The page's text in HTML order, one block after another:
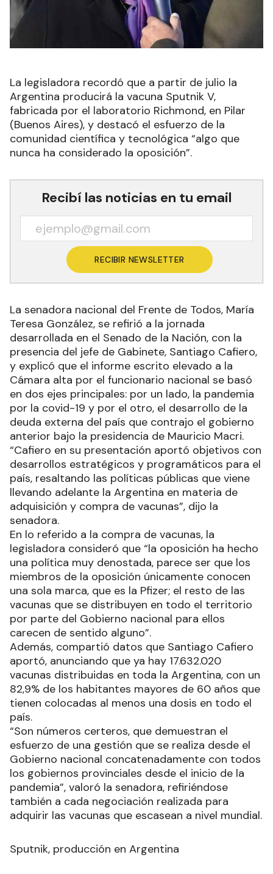
La legisladora recordó que a partir de julio la
Argentina producirá la vacuna Sputnik V,
fabricada por el laboratorio Richmond, en Pilar
(Buenos Aires), y destacó el esfuerzo de la
comunidad científica y tecnológica “algo que
nunca ha considerado la oposición”.
Recibí las noticias en tu email
RECIBIR NEWSLETTER
La senadora nacional del Frente de Todos, María
Teresa González, se refirió a la jornada
desarrollada en el Senado de la Nación, con la
presencia del jefe de Gabinete, Santiago Cafiero,
y explicó que el informe escrito elevado a la
Cámara alta por el funcionario nacional se basó
en dos ejes principales: por un lado, la pandemia
por la covid-19 y por el otro, el desarrollo de la
deuda externa del país que contrajo el gobierno
anterior bajo la presidencia de Mauricio Macri.
“Cafiero en su presentación aportó objetivos con
desarrollos estratégicos y programáticos para el
país, resaltando las políticas públicas que viene
llevando adelante la Argentina en materia de
adquisición y compra de vacunas”, dijo la
senadora.
En lo referido a la compra de vacunas, la
legisladora consideró que “la oposición ha hecho
una política muy denostada, parece ser que los
miembros de la oposición únicamente conocen
una sola marca, que es la Pfizer; el resto de las
vacunas que se distribuyen en todo el territorio
por parte del Gobierno nacional para ellos
carecen de sentido alguno”.
Además, compartió datos que Santiago Cafiero
aportó, anunciando que ya hay 17.632.020
vacunas distribuidas en toda la Argentina, con un
82,9% de los habitantes mayores de 60 años que
tienen colocadas al menos una dosis en todo el
país.
“Son números certeros, que demuestran el
esfuerzo de una gestión que se realiza desde el
Gobierno nacional concatenadamente con todos
los gobiernos provinciales desde el inicio de la
pandemia”, valoró la senadora, refiriéndose
también a cada negociación realizada para
adquirir las vacunas que escasean a nivel mundial.
Sputnik, producción en Argentina